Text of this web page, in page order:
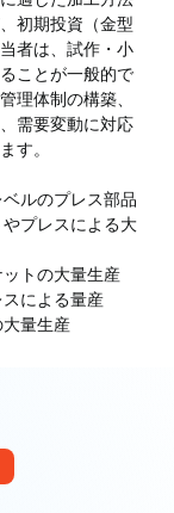
初期投資（金型
者は、試作・小
ことが一般的で
理体制の構築、
需要変動に対応
す。
ベルのプレス部品
ットの大量生産
スによる量産
大量生産